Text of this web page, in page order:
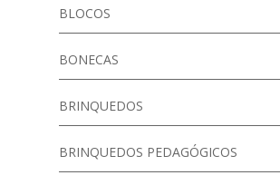
BLOCOS
BONECAS
BRINQUEDOS
BRINQUEDOS PEDAGÓGICOS